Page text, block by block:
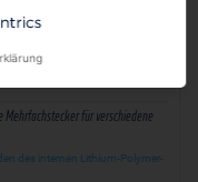
für verschiedene
des internen Lithium-Polymer-